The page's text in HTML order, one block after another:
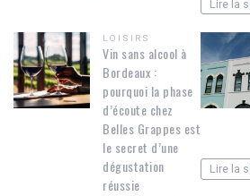
Lire la
LOISIRS
Vin sans alcool à
Bordeaux :
pourquoi la phase
d’écoute chez
Belles Grappes est
le secret d’une
dégustation
réussie
Lire la